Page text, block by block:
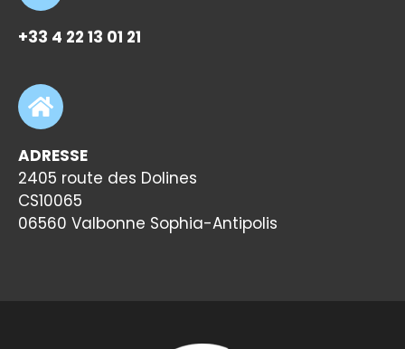
+33 4 22 13 01 21
ADRESSE
2405 route des Dolines
CS10065
06560 Valbonne Sophia-Antipolis